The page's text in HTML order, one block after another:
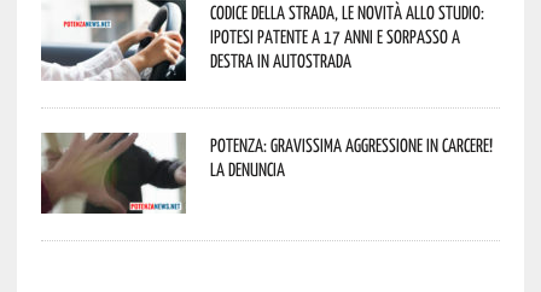
Codice della strada, le novità allo studio:
ipotesi patente a 17 anni e sorpasso a
destra in autostrada
Potenza: gravissima aggressione in Carcere!
La denuncia